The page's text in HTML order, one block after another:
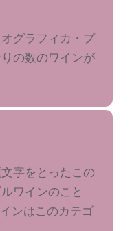
グラフィカ・プ
の数のワインが
字をとったこの
ワインのこと
ンはこのカテゴ